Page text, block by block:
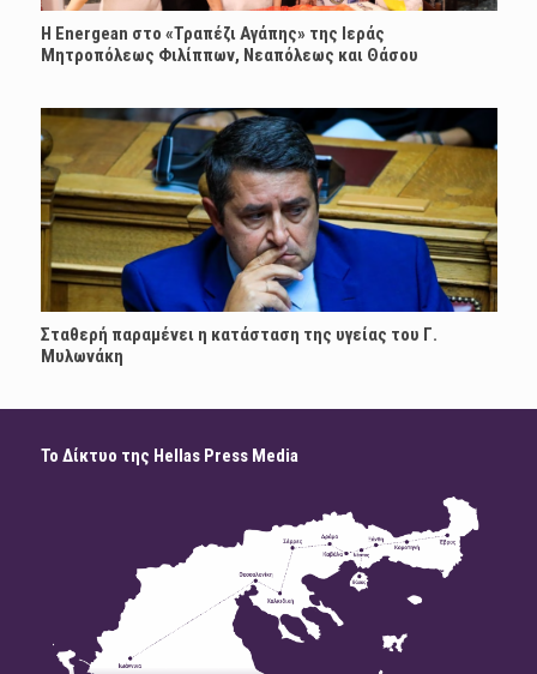
H Energean στο «Τραπέζι Αγάπης» της Ιεράς
Μητροπόλεως Φιλίππων, Νεαπόλεως και Θάσου
Σταθερή παραμένει η κατάσταση της υγείας του Γ.
Μυλωνάκη
Το Δίκτυο της Hellas Press Media